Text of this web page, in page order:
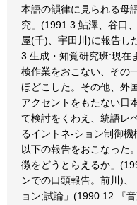
本語の韻律に見られる母
究」(1991.3.鮎澤、谷口
屋(千)、宇田川)に報告し
3.生成・知覚研究班:現在
検作業をおこない、その
ほどこした。その他、外
アクセントをもたない日
て検討をくわえ、統語レ
るイントネ-ション制御機
以下の報告をおこなった
徴をどうとらえるか」
ンでの口頭報告。前川)
ョン;試論」(1990.12.『